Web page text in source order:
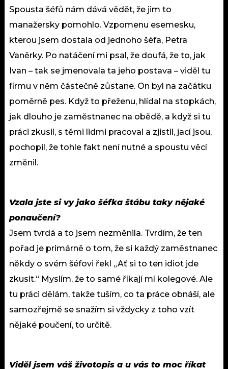
Spousta šéfů nám dává vědět, že jim to
manažersky pomohlo. Vzpomenu esemesku,
kterou jsem dostala od jednoho šéfa, Petra
Vaněrky. Po natáčení mi psal, že doufá, že to, jak
Ivan – tak se jmenovala ta jeho postava – viděl tu
firmu v něm částečně zůstane. On byl na začátku
poměrně pes. Když to přeženu, hlídal na stopkách,
jak dlouho je zaměstnanec na obědě, a když si tu
práci zkusil, s těmi lidmi pracoval a zjistil, jací jsou,
pochopil, že tohle fakt není nutné a spoustu věcí
změnil.
Vzala jste si vy jako šéfka štábu taky nějaké
ponaučení?
Jsem tvrdá a to jsem nezměnila. Tvrdím, že ten
pořad je primárně o tom, že si každý zaměstnanec
někdy o svém šéfovi řekl „Ať si to ten idiot jde
zkusit.“ Myslím, že to samé říkají mí kolegové. Ale
tu práci dělám, takže tuším, co ta práce obnáší, ale
samozřejmě se snažím si vždycky z toho vzít
nějaké poučení, to určitě.
Viděl jsem váš životopis a u vás to moc říkat